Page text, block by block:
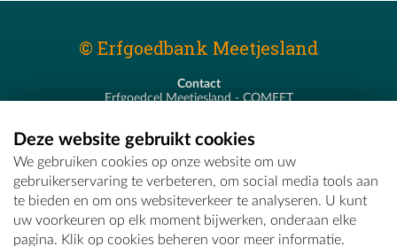
© Erfgoedbank Meetjesland
Contact
Erfgoedcel Meetjesland - COMEET
T - 09 373 75 96
E -erfgoedcel@comeet.be
Deze website gebruikt cookies
We gebruiken cookies op onze website om uw
gebruikerservaring te verbeteren, om social media tools aan
te bieden en om ons websiteverkeer te analyseren. U kunt
uw voorkeuren op elk moment bijwerken, onderaan elke
pagina. Klik op cookies beheren voor meer informatie.